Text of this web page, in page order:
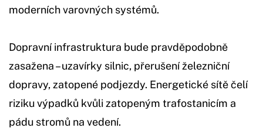
moderních varovných systémů.
Dopravní infrastruktura bude pravděpodobně
zasažena – uzavírky silnic, přerušení železniční
dopravy, zatopené podjezdy. Energetické sítě čelí
riziku výpadků kvůli zatopeným trafostanicím a
pádu stromů na vedení.